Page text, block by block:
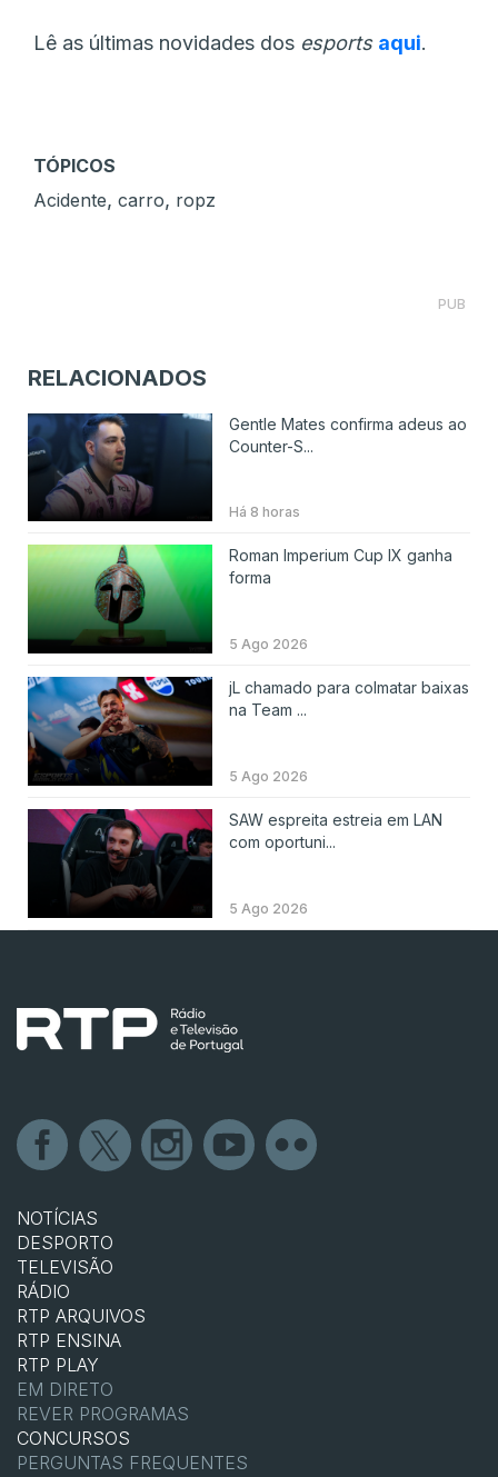
Lê as últimas novidades dos esports aqui.
TÓPICOS
Acidente, carro, ropz
PUB
RELACIONADOS
Gentle Mates confirma adeus ao
Counter-S...
Há 8 horas
Roman Imperium Cup IX ganha
forma
5 Ago 2026
jL chamado para colmatar baixas
na Team ...
5 Ago 2026
SAW espreita estreia em LAN
com oportuni...
5 Ago 2026
NOTÍCIAS
DESPORTO
TELEVISÃO
RÁDIO
RTP ARQUIVOS
RTP ENSINA
RTP PLAY
EM DIRETO
REVER PROGRAMAS
CONCURSOS
PERGUNTAS FREQUENTES